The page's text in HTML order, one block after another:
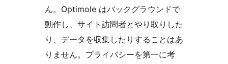
ん。Optimole はバックグラウンドで
動作し、サイト訪問者とやり取りした
り、データを収集したりすることはあ
りません。プライバシーを第一に考